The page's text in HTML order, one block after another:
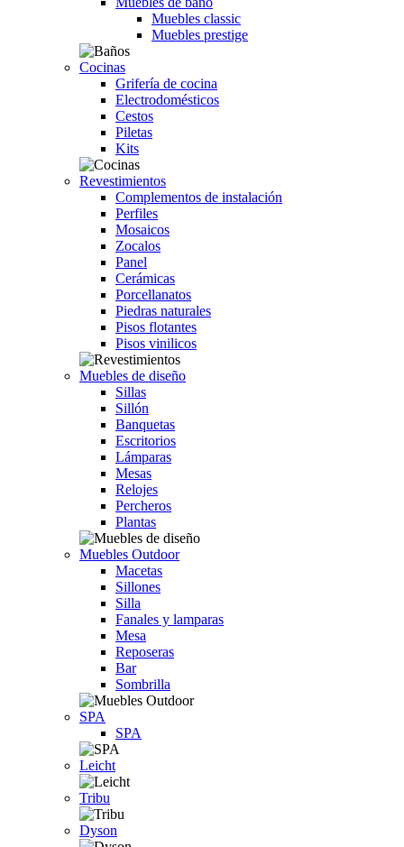
Muebles classic
Muebles prestige
Cocinas
Grifería de cocina
Electrodomésticos
Cestos
Piletas
Kits
Revestimientos
Complementos de instalación
Perfiles
Mosaicos
Zocalos
Panel
Cerámicas
Porcellanatos
Piedras naturales
Pisos flotantes
Pisos vinilicos
Muebles de diseño
Sillas
Sillón
Banquetas
Escritorios
Lámparas
Mesas
Relojes
Percheros
Plantas
Muebles Outdoor
Macetas
Sillones
Silla
Fanales y lamparas
Mesa
Reposeras
Bar
Sombrilla
SPA
SPA
Leicht
Tribu
Dyson